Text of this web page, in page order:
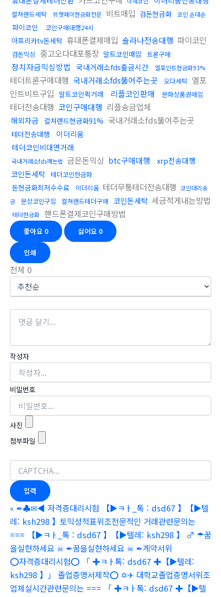
컬쳐랜드세탁 위챗페이현금화전문 비트매입 검돈현금화 코인 손대손
파이코인 코인구매대행24시
아프리카tv돈세탁 휴대폰결제매입 솔라나전송대행 파이코인
검돈믹싱 중고오다대포통장 알트코인매입 트론구매
정치자금믹싱방법 국내거래소fds출금시간 엘포인트현금화93%
테더트론구매대행 국내거래소fds뚫어주는곳 오다세탁 엘포
인트비트구입 알트코인퀵거래 리플코인판매 문화상품권매입
테더전송대행 코인구매대행 리플송금업체
해외자금 컬쳐랜드현금화91% 국내거래소fds뚫어주는곳
테더전송대행
이더리움
테더코인비대면거래
국내거래소fds깨는법 금은돈믹싱 btc구매대행
xrp전송대행
코인돈세탁 테더코인현금화
돈현금화최저수수료 이더리움 테더무통테더전송대행 코인대리송
금
문상코인구입 컬쳐랜드테더구매 코인돈세탁 세금적게내는방법
테더현금화 핸드폰결제코인구매방법
좋아요 0 싫어요 0
인쇄
전체 0
작성자
비밀번호
사진
첨부파일
« ✒♣✉◀ 자격증대리시험 【▶ㅋㅏ_톡 : dsd67 】【▶텔
레: ksh298 】토익성적표위조전문적인 거래관련문의는
=== 【▶ㅋㅏ_톡 : dsd67 】【▶텔레: ksh298 】 ♂ ☂꿈
을실현하세요 ☠ ✒꿈을실현하세요 ☠ ✒계약서위
⭕️자격증대리시험⭕️ 「 ✚ㅋㅏ톡: dsd67 ✚【▶텔레:
ksh298 】」 졸업증명서제작⭕️ ✡✈ 대학교졸업증명서위조
업체실시간관련문의는 === 「 ✚ㅋㅏ톡: dsd67 ✚【▶텔